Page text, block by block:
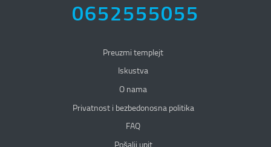
0652555055
Preuzmi templejt
Iskustva
O nama
Privatnost i bezbedonosna politika
Privatnost i bezbedonosna politika
FAQ
Pošalji upit